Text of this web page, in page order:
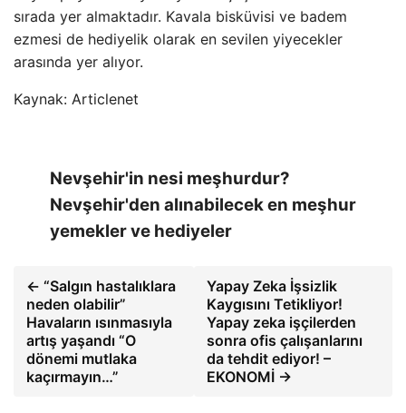
sırada yer almaktadır. Kavala bisküvisi ve badem
ezmesi de hediyelik olarak en sevilen yiyecekler
arasında yer alıyor.
Kaynak: Articlenet
Nevşehir'in nesi meşhurdur?
Nevşehir'den alınabilecek en meşhur
yemekler ve hediyeler
← “Salgın hastalıklara
neden olabilir”
Havaların ısınmasıyla
artış yaşandı “O
dönemi mutlaka
kaçırmayın…”
Yapay Zeka İşsizlik
Kaygısını Tetikliyor!
Yapay zeka işçilerden
sonra ofis çalışanlarını
da tehdit ediyor! –
EKONOMİ →